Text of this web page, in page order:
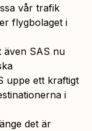
vår trafik
flygbolaget i
även SAS nu
uppe ett kraftigt
i
det är